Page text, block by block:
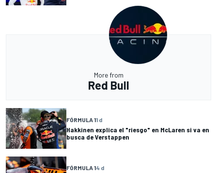
More from
Red Bull
FÓRMULA 11 d
Hakkinen explica el "riesgo" en McLaren si va en
busca de Verstappen
FÓRMULA 14 d